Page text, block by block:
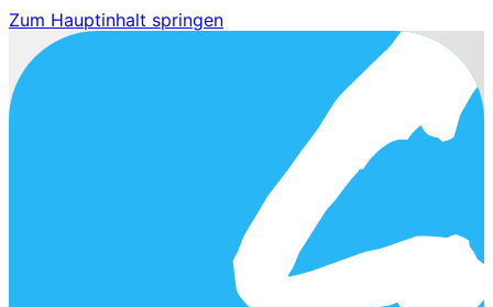
Zum Hauptinhalt springen